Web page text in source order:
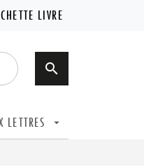
LIVRE
search
LETTRES arrow_drop_down